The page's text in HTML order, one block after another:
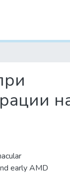
early AMD